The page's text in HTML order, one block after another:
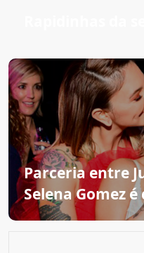
Parceria entre
Selena Gomez